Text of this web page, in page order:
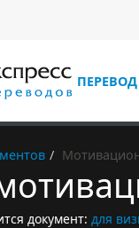
документ: для